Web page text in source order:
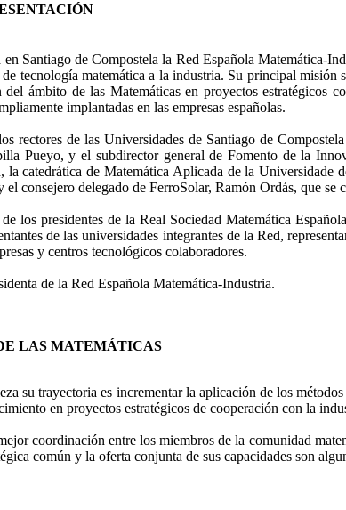
Santiago de Compostela la Red Española Matemática-
tecnología matemática a la industria. Su principal
ámbito de las Matemáticas en proyectos
implantadas en las empresas españolas.
rectores de las Universidades de Santiago de
Pueyo, y el subdirector general de Fomento de la
la catedrática de Matemática Aplicada de la
consejero delegado de FerroSolar, Ramón Ordás, que se
los presidentes de la Real Sociedad Matemática
de las universidades integrantes de la Red,
y centros tecnológicos colaboradores.
de la Red Española Matemática-Industria.
LAS MATEMÁTICAS
su trayectoria es incrementar la aplicación de los
en proyectos estratégicos de cooperación con la
coordinación entre los miembros de la comunidad
común y la oferta conjunta de sus capacidades son